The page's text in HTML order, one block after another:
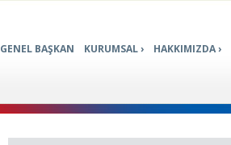
GENEL BAŞKAN KURUMSAL HAKKIMIZDA